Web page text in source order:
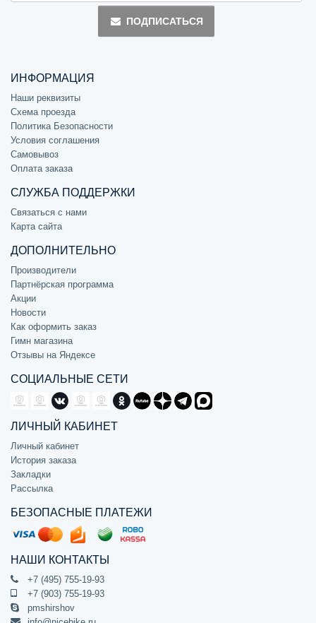
ПОДПИСАТЬСЯ
ИНФОРМАЦИЯ
Наши реквизиты
Схема проезда
Политика Безопасности
Условия соглашения
Самовывоз
Оплата заказа
СЛУЖБА ПОДДЕРЖКИ
Связаться с нами
Карта сайта
ДОПОЛНИТЕЛЬНО
Производители
Партнёрская программа
Акции
Новости
Как оформить заказ
Гимн магазина
Отзывы на Яндексе
СОЦИАЛЬНЫЕ СЕТИ
ЛИЧНЫЙ КАБИНЕТ
Личный кабинет
История заказа
Закладки
Рассылка
БЕЗОПАСНЫЕ ПЛАТЕЖИ
НАШИ КОНТАКТЫ
+7 (495) 755-19-93
+7 (903) 755-19-93
pmshirshov